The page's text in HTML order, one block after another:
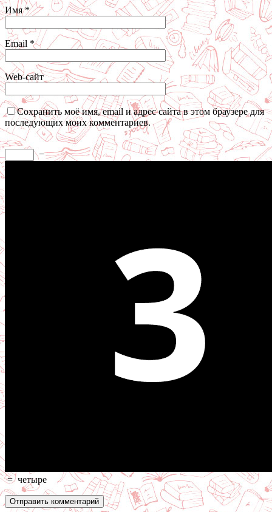
Имя*
Email *
Web-сайт
Сохранить моё имя, email и адрес сайта в этом браузере для
последующих моих комментариев.
−
= четыре